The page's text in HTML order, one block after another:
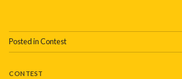
Posted inContest
CONTEST